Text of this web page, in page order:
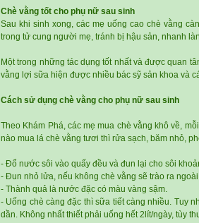
Chè vằng tốt cho phụ nữ sau sinh
Sau khi sinh xong, các mẹ uốngcao chè vằng
trong tử cung người mẹ, tránh bị hậu sản, nhanh
Một trong những tác dụng tốt nhất và được quan
vằng lợi sữa hiện được nhiều bác sỹ sản khoa và
Cách sử dụng chè vằng cho phụ nữ sau sinh
Theo Khám Phá, các mẹ mua chè vằng khô về,
nào mua lá chè vằng tươi thì rửa sạch, băm nhỏ,
- Đổ nước sôi vào quấy đều và đun lại cho sôi
- Đun nhỏ lửa, nếu không chè vằng sẽ trào ra
- Thành quả là nước đặc có màu vàng sậm.
- Uống chè càng đặc thì sữa tiết càng nhiều. Tuy
dần. Không nhất thiết phải uống hết 2lít/ngày, tùy